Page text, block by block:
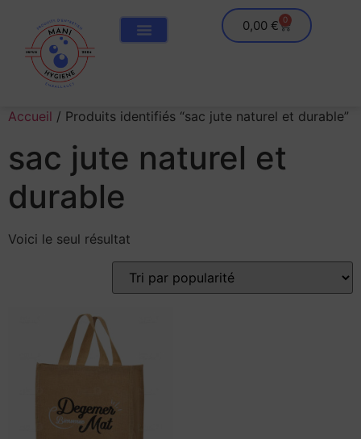
0,00 € 0
Accueil / Produits identifiés “sac jute naturel et durable”
sac jute naturel et
durable
Voici le seul résultat